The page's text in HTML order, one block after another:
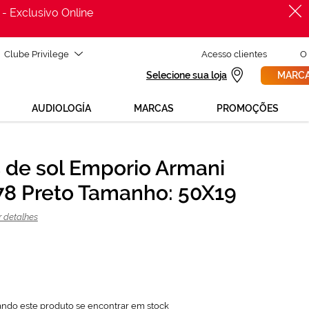
Exclusivo Online
Clube Privilege Acesso clientes O
Selecione sua loja
AUDIOLOGÍA MARCAS PROMOÇÕES
129,00 €
€
sol Emporio Armani
Preto Tamanho: 50X19
detalhes
este produto se encontrar em stock